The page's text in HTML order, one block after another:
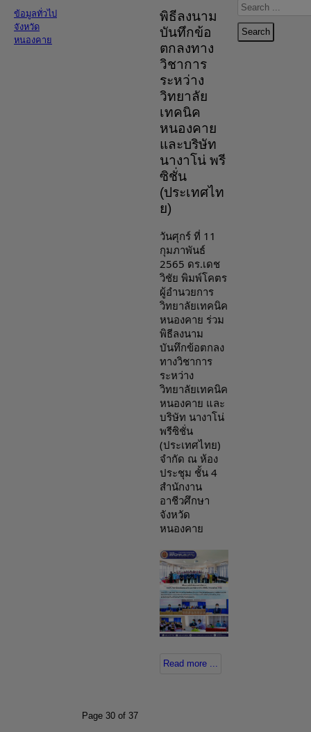
ข้อมูลทั่วไป
จังหวัด
หนองคาย
พิธีลงนาม
บันทึกข้อ
ตกลงทาง
วิชาการ
ระหว่าง
วิทยาลัย
เทคนิค
หนองคาย
และบริษัท
นางาโน่ พรี
ซิชั่น
(ประเทศไท
ย)
วันศุกร์ ที่ 11
กุมภาพันธ์
2565 ดร.เดช
วิชัย พิมพ์โคตร
ผู้อำนวยการ
วิทยาลัยเทคนิค
หนองคาย ร่วม
พิธีลงนาม
บันทึกข้อตกลง
ทางวิชาการ
ระหว่าง
วิทยาลัยเทคนิค
หนองคาย และ
บริษัท นางาโน่
พรีซิชั่น
(ประเทศไทย)
จำกัด ณ ห้อง
ประชุม ชั้น 4
สำนักงาน
อาชีวศึกษา
จังหวัด
หนองคาย
Read more ...
Page 30 of 37
Search
...
Search